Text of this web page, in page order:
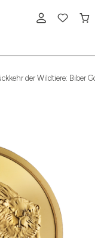
der Wildtiere: Biber